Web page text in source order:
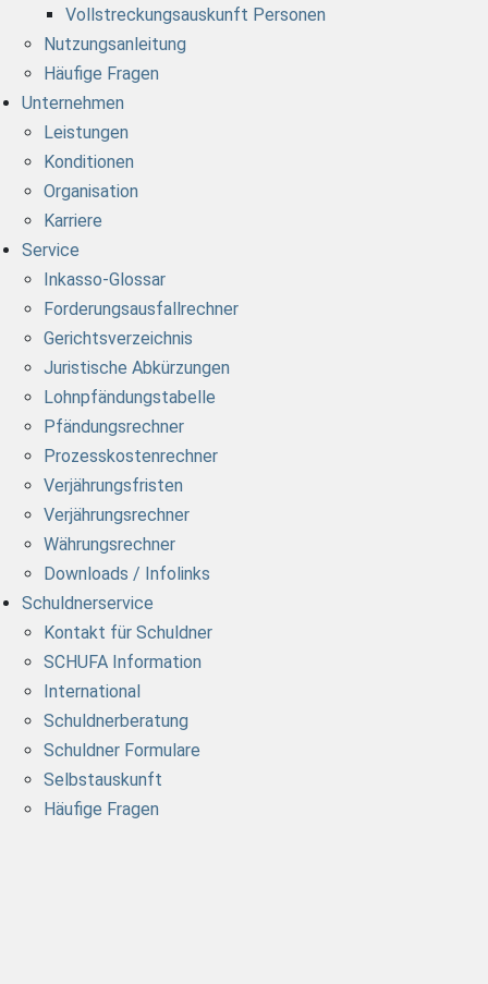
Vollstreckungsauskunft Personen
Nutzungsanleitung
Häufige Fragen
Unternehmen
Leistungen
Konditionen
Organisation
Karriere
Service
Inkasso-Glossar
Forderungsausfallrechner
Gerichtsverzeichnis
Juristische Abkürzungen
Lohnpfändungstabelle
Pfändungsrechner
Prozesskostenrechner
Verjährungsfristen
Verjährungsrechner
Währungsrechner
Downloads / Infolinks
Schuldnerservice
Kontakt für Schuldner
SCHUFA Information
International
Schuldnerberatung
Schuldner Formulare
Selbstauskunft
Häufige Fragen